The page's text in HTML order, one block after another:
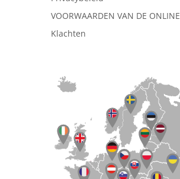
VOORWAARDEN VAN DE
Klachten